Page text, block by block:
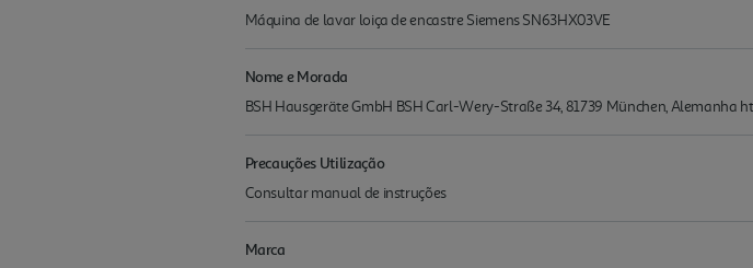
Máquina de lavar loiça de encastre Siemens SN63HX03VE
Nome e Morada
BSH Hausgeräte GmbH BSH Carl-Wery-Straße 34, 81739 München,
Precauções Utilização
Consultar manual de instruções
Marca